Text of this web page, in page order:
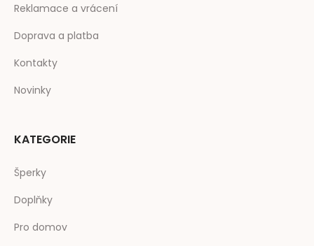
Reklamace a vrácení
Doprava a platba
Kontakty
Novinky
KATEGORIE
Šperky
Doplňky
Pro domov